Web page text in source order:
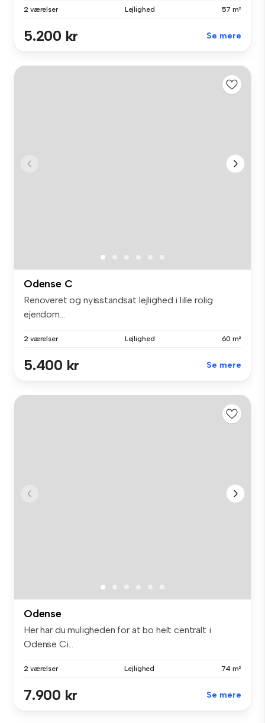
2 værelser Lejlighed 57 m²
5.200 kr Se mere
Odense C
Renoveret og nyisstandsat lejlighed i lille rolig
ejendom...
2 værelser Lejlighed 60 m²
5.400 kr Se mere
Odense
Her har du muligheden for at bo helt centralt i
Odense Ci...
2 værelser Lejlighed 74 m²
7.900 kr Se mere